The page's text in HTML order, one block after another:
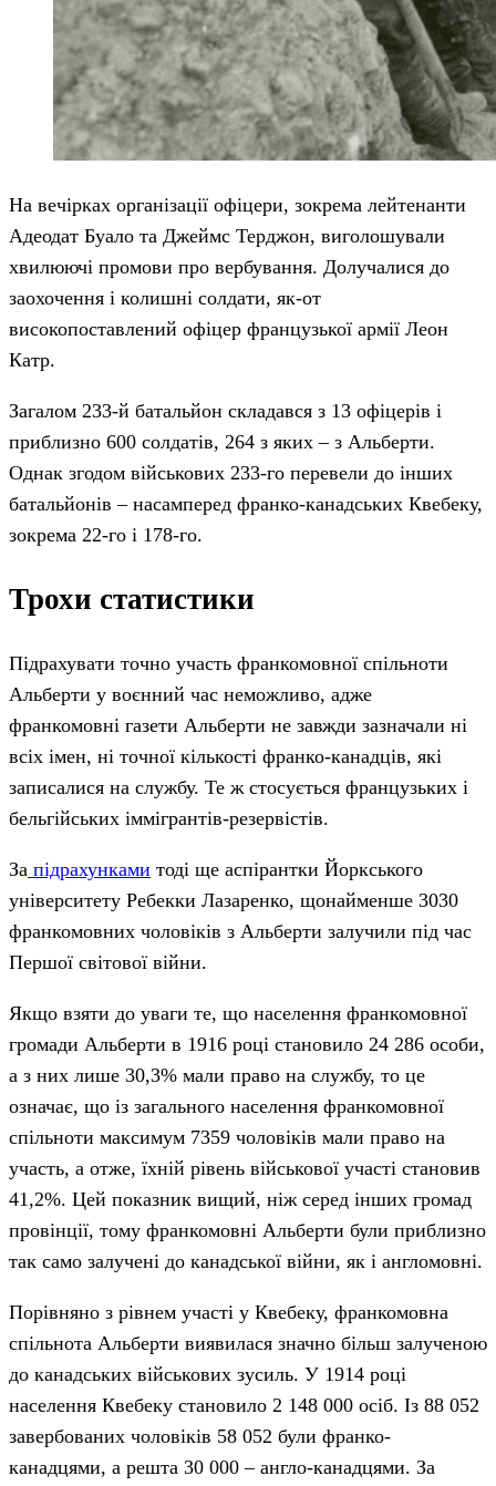
На вечірках організації офіцери, зокрема лейтенанти
Адеодат Буало та Джеймс Терджон, виголошували
хвилюючі промови про вербування. Долучалися до
заохочення і колишні солдати, як-от
високопоставлений офіцер французької армії Леон
Катр.
Загалом 233-й батальйон складався з 13 офіцерів і
приблизно 600 солдатів, 264 з яких – з Альберти.
Однак згодом військових 233-го перевели до інших
батальйонів – насамперед франко-канадських Квебеку,
зокрема 22-го і 178-го.
Трохи статистики
Підрахувати точно участь франкомовної спільноти
Альберти у воєнний час неможливо, адже
франкомовні газети Альберти не завжди зазначали ні
всіх імен, ні точної кількості франко-канадців, які
записалися на службу. Те ж стосується французьких і
бельгійських іммігрантів-резервістів.
За підрахунками тоді ще аспірантки Йоркського
університету Ребекки Лазаренко, щонайменше 3030
франкомовних чоловіків з Альберти залучили під час
Першої світової війни.
Якщо взяти до уваги те, що населення франкомовної
громади Альберти в 1916 році становило 24 286 особи,
а з них лише 30,3% мали право на службу, то це
означає, що із загального населення франкомовної
спільноти максимум 7359 чоловіків мали право на
участь, а отже, їхній рівень військової участі становив
41,2%. Цей показник вищий, ніж серед інших громад
провінції, тому франкомовні Альберти були приблизно
так само залучені до канадської війни, як і англомовні.
Порівняно з рівнем участі у Квебеку, франкомовна
спільнота Альберти виявилася значно більш залученою
до канадських військових зусиль. У 1914 році
населення Квебеку становило 2 148 000 осіб. Із 88 052
завербованих чоловіків 58 052 були франко-
канадцями, а решта 30 000 – англо-канадцями. За